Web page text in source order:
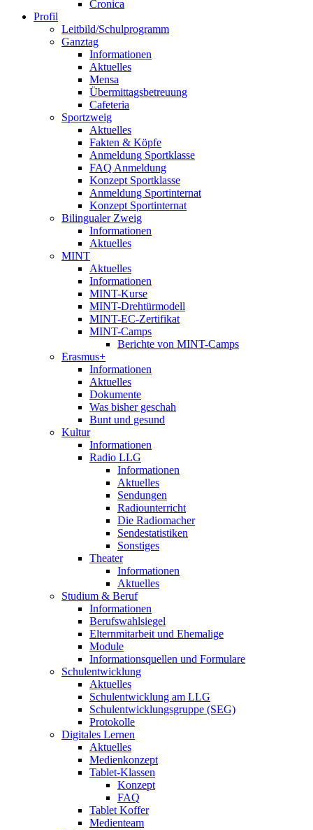
Cronica
Profil
Leitbild/Schulprogramm
Ganztag
Informationen
Aktuelles
Mensa
Übermittagsbetreuung
Cafeteria
Sportzweig
Aktuelles
Fakten & Köpfe
Anmeldung Sportklasse
FAQ Anmeldung
Konzept Sportklasse
Anmeldung Sportinternat
Konzept Sportinternat
Bilingualer Zweig
Informationen
Aktuelles
MINT
Aktuelles
Informationen
MINT-Kurse
MINT-Drehtürmodell
MINT-EC-Zertifikat
MINT-Camps
Berichte von MINT-Camps
Erasmus+
Informationen
Aktuelles
Dokumente
Was bisher geschah
Bunt und gesund
Kultur
Informationen
Radio LLG
Informationen
Aktuelles
Sendungen
Radiounterricht
Die Radiomacher
Sendestatistiken
Sonstiges
Theater
Informationen
Aktuelles
Studium & Beruf
Informationen
Berufswahlsiegel
Elternmitarbeit und Ehemalige
Module
Informationsquellen und Formulare
Schulentwicklung
Aktuelles
Schulentwicklung am LLG
Schulentwicklungsgruppe (SEG)
Protokolle
Digitales Lernen
Aktuelles
Medienkonzept
Tablet-Klassen
Konzept
FAQ
Tablet Koffer
Medienteam